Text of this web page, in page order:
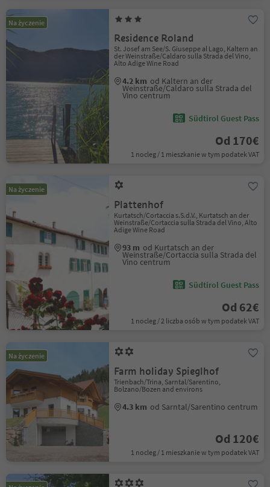
Na życzenie
Residence Roland
St. Josef am See/S. Giuseppe al Lago, Kaltern an
der Weinstraße/Caldaro sulla Strada del Vino,
Alto Adige Wine Road
4.2 km od Kaltern an der
Weinstraße/Caldaro sulla Strada del
Vino centrum
Südtirol Guest Pass
Od 170€
1 nocleg / 1 mieszkanie w tym podatek VAT
Na życzenie
Plattenhof
Kurtatsch/Cortaccia s.S.d.V., Kurtatsch an der
Weinstraße/Cortaccia sulla Strada del Vino, Alto
Adige Wine Road
93 m od Kurtatsch an der
Weinstraße/Cortaccia sulla Strada del
Vino centrum
Südtirol Guest Pass
Od 62€
1 nocleg / 2 liczba osób w tym podatek VAT
Na życzenie
Farm holiday Spieglhof
Trienbach/Trina, Sarntal/Sarentino,
Bolzano/Bozen and environs
4.3 km od Sarntal/Sarentino centrum
Od 120€
1 nocleg / 1 mieszkanie w tym podatek VAT